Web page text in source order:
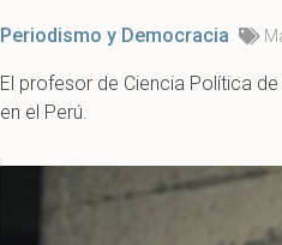
Periodismo y Democracia
El profesor de Ciencia Política
en el Perú.